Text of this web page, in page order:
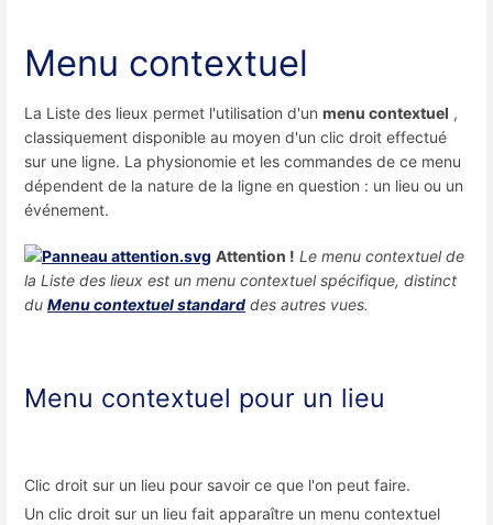
Menu contextuel
La Liste des lieux permet l'utilisation d'un menu contextuel ,
classiquement disponible au moyen d'un clic droit effectué
sur une ligne. La physionomie et les commandes de ce menu
dépendent de la nature de la ligne en question : un lieu ou un
événement.
Attention ! Le menu contextuel de
la Liste des lieux est un menu contextuel spécifique, distinct
du Menu contextuel standard des autres vues.
Menu contextuel pour un lieu
Clic droit sur un lieu pour savoir ce que l'on peut faire.
Un clic droit sur un lieu fait apparaître un menu contextuel